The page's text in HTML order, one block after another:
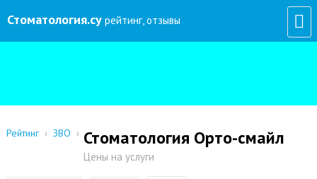
Стоматология.су рейтинг, отзывы
Рейтинг › ЗВО › Стоматология Орто-смайл
Цены на услуги